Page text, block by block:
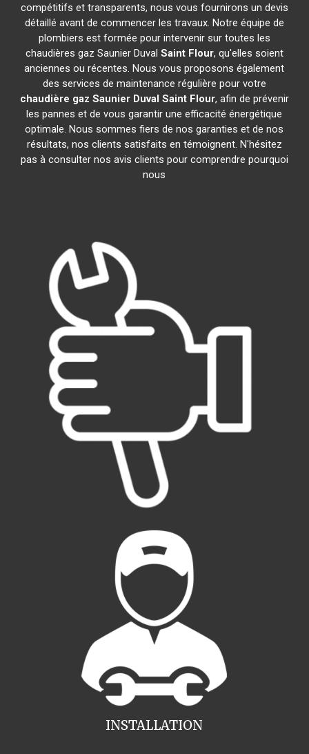
compétitifs et transparents, nous vous fournirons un devis
détaillé avant de commencer les travaux. Notre équipe de
plombiers est formée pour intervenir sur toutes les
chaudières gaz Saunier Duval Saint Flour, qu'elles soient
anciennes ou récentes. Nous vous proposons également
des services de maintenance régulière pour votre
chaudière gaz Saunier Duval Saint Flour, afin de prévenir
les pannes et de vous garantir une efficacité énergétique
optimale. Nous sommes fiers de nos garanties et de nos
résultats, nos clients satisfaits en témoignent. N'hésitez
pas à consulter nos avis clients pour comprendre pourquoi
nous
INSTALLATION